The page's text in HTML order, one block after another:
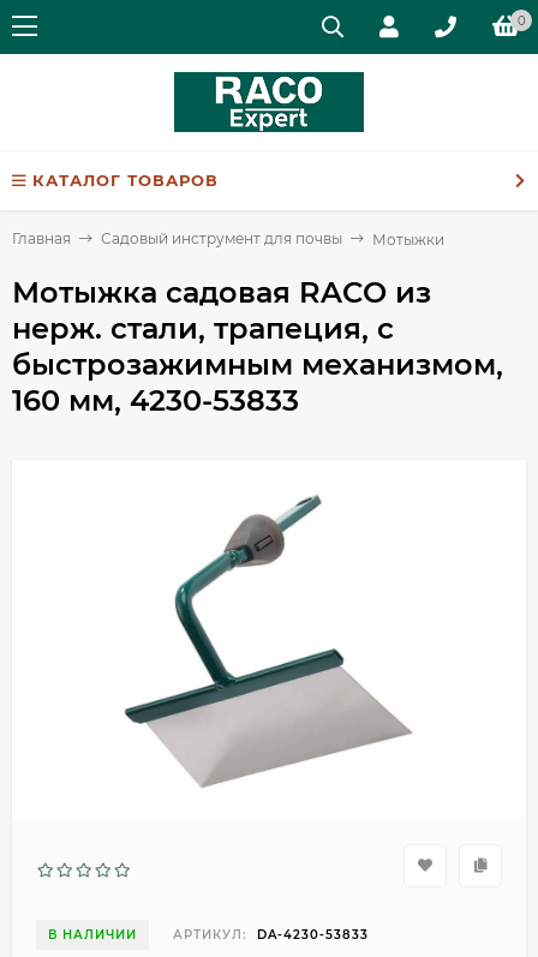
0
КАТАЛОГ ТОВАРОВ
Главная Садовый инструмент для почвы Мотыжки
Мотыжка садовая RACO из
нерж. стали, трапеция, с
быстрозажимным механизмом,
160 мм, 4230-53833
В НАЛИЧИИ АРТИКУЛ: DA-4230-53833